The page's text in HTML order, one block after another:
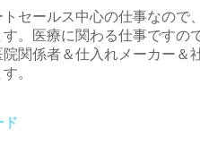
セールス中心の仕事なので
。医療に関わる仕事ですの
関係者＆仕入れメーカー＆
。
ド